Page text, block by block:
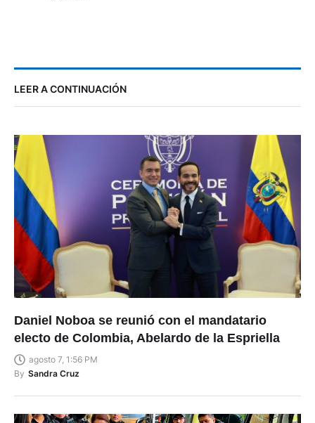
LEER A CONTINUACIÓN
Daniel Noboa se reunió con el mandatario
electo de Colombia, Abelardo de la Espriella
agosto 7, 1:56 PM
By Sandra Cruz